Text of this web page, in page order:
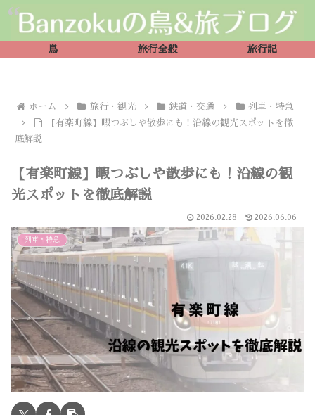
鳥 旅行全般 旅行記
ホーム 旅行・観光 鉄道・交通
列車・特急
【有楽町線】暇つぶしや散歩にも！沿線の観光スポットを徹
底解説
【有楽町線】暇つぶしや散歩にも！沿線の観
光スポットを徹底解説
2026.02.28 2026.06.06
列車・特急